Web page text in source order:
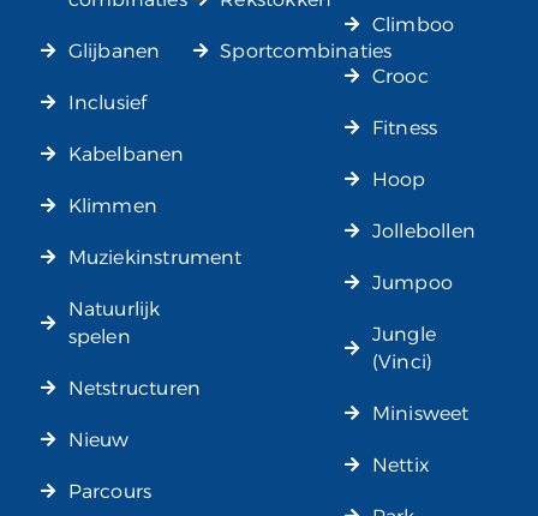
Glijbanen
Inclusief
Kabelbanen
Klimmen
Muziekinstrument
Natuurlijk
spelen
Netstructuren
Nieuw
Parcours
Sportcombinaties
Climboo
Crooc
Fitness
Hoop
Jollebollen
Jumpoo
Jungle
(Vinci)
Minisweet
Nettix